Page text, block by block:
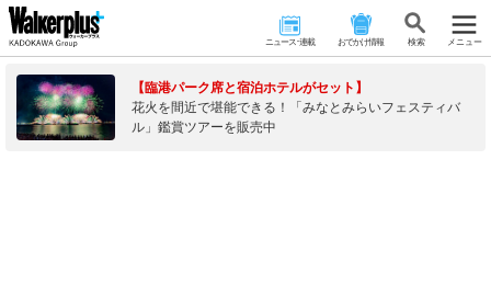
ニュース･連載 おでかけ情報 検 索 メニュー
【臨港パーク席と宿泊ホテルがセット】
花火を間近で堪能できる！「みなとみらいフェスティバ
ル」鑑賞ツアーを販売中